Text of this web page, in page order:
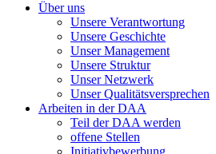
Über uns
Unsere Verantwortung
Unsere Geschichte
Unser Management
Unsere Struktur
Unser Netzwerk
Unser Qualitätsversprechen
Arbeiten in der DAA
Teil der DAA werden
offene Stellen
Initiativbewerbung